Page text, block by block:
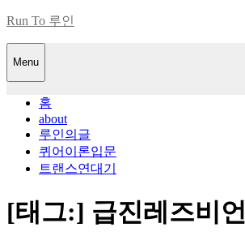
Skip
content
Run To 루인
Menu
홈
about
루인의글
퀴어이론입문
트랜스연대기
[태그:] 급진레즈비언